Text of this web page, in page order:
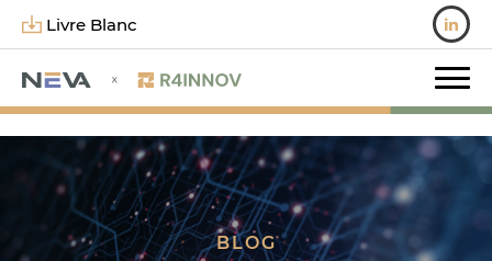
Livre Blanc
BLOG